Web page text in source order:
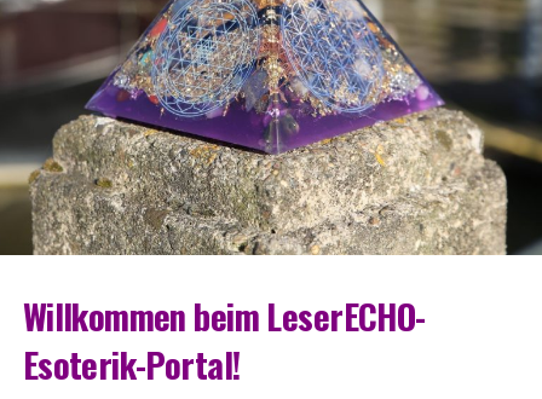
Will­kom­men beim LeserECHO-
Esoterik-Portal!